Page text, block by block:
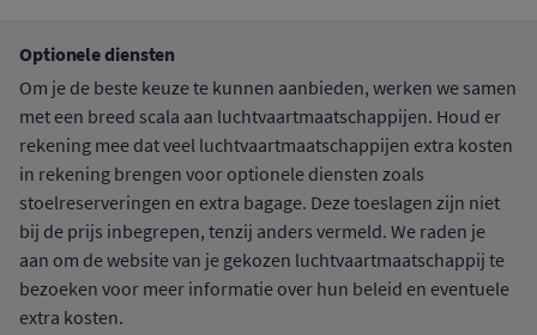
Optionele diensten
Om je de beste keuze te kunnen aanbieden, werken we samen
met een breed scala aan luchtvaartmaatschappijen. Houd er
rekening mee dat veel luchtvaartmaatschappijen extra kosten
in rekening brengen voor optionele diensten zoals
stoelreserveringen en extra bagage. Deze toeslagen zijn niet
bij de prijs inbegrepen, tenzij anders vermeld. We raden je
aan om de website van je gekozen luchtvaartmaatschappij te
bezoeken voor meer informatie over hun beleid en eventuele
extra kosten.